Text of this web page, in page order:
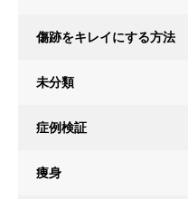
傷跡をキレイにする方法
未分類
症例検証
痩身